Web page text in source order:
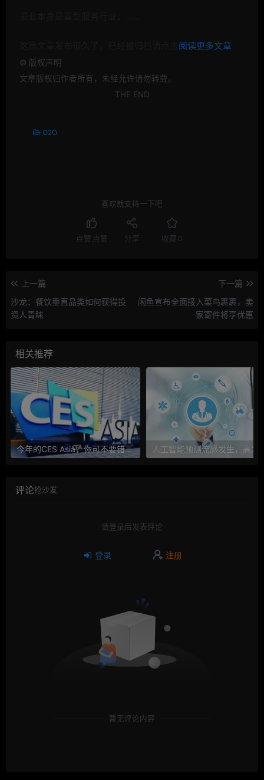
阅读更多文章
© 版权声明
文章版权归作者所有，未经允许请勿转载。
THE END
O2O
喜欢就支持一下吧
点赞 点赞 分享 收藏 0
上一篇
沙龙：餐饮垂直品类如何获得投
资人青睐
下一篇
闲鱼宣布全面接入菜鸟裹裹，卖
家寄件将享优惠
相关推荐
今年的CES Asia，你可不要错过这些自动驾驶看点
评论抢沙发
请登录后发表评论
登录 注册
暂无评论内容